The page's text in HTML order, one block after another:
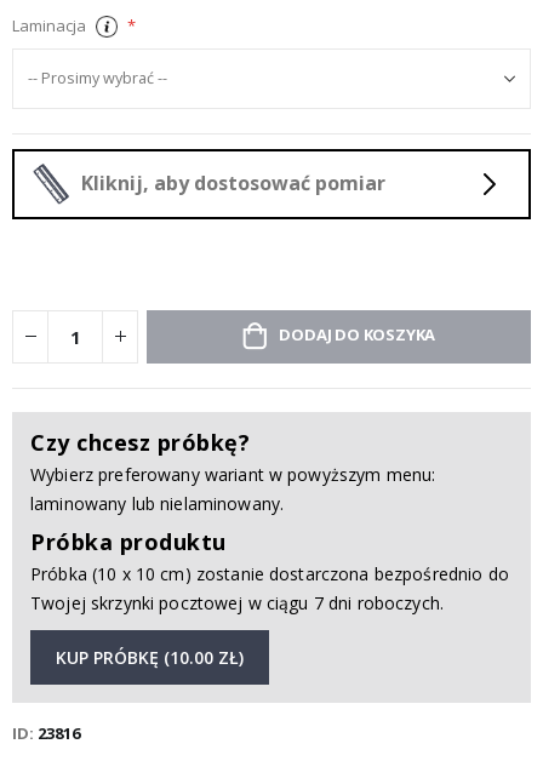
Laminacja
Kliknij, aby dostosować pomiar
DODAJ DO KOSZYKA
Czy chcesz próbkę?
Wybierz preferowany wariant w powyższym menu:
laminowany lub nielaminowany.
Próbka produktu
Próbka (10 x 10 cm) zostanie dostarczona bezpośrednio do
Twojej skrzynki pocztowej w ciągu 7 dni roboczych.
KUP PRÓBKĘ (10.00 ZŁ)
ID 23816